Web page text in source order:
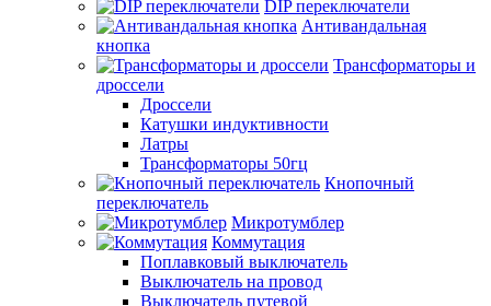
DIP переключатели
Антивандальная
кнопка
Трансформаторы и
дроссели
Дроссели
Катушки индуктивности
Латры
Трансформаторы 50гц
Кнопочный
переключатель
Микротумблер
Коммутация
Поплавковый выключатель
Выключатель на провод
Выключатель путевой